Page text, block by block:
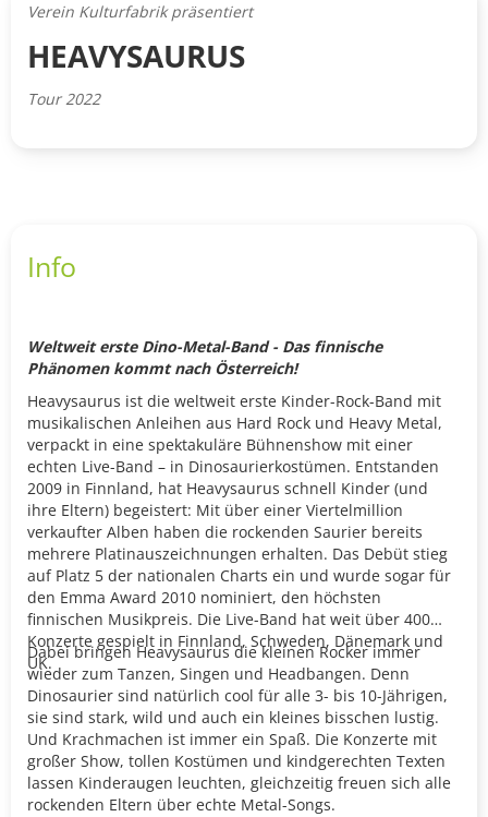
Verein Kulturfabrik präsentiert
HEAVYSAURUS
Tour 2022
Info
Weltweit erste Dino-Metal-Band - Das finnische
Phänomen kommt nach Österreich!
Heavysaurus ist die weltweit erste Kinder-Rock-Band mit
musikalischen Anleihen aus Hard Rock und Heavy Metal,
verpackt in eine spektakuläre Bühnenshow mit einer
echten Live-Band – in Dinosaurierkostümen. Entstanden
2009 in Finnland, hat Heavysaurus schnell Kinder (und
ihre Eltern) begeistert: Mit über einer Viertelmillion
verkaufter Alben haben die rockenden Saurier bereits
mehrere Platinauszeichnungen erhalten. Das Debüt stieg
auf Platz 5 der nationalen Charts ein und wurde sogar für
den Emma Award 2010 nominiert, den höchsten
finnischen Musikpreis. Die Live-Band hat weit über 400
Konzerte gespielt in Finnland, Schweden, Dänemark und
UK.
Dabei bringen Heavysaurus die kleinen Rocker immer
wieder zum Tanzen, Singen und Headbangen. Denn
Dinosaurier sind natürlich cool für alle 3- bis 10-Jährigen,
sie sind stark, wild und auch ein kleines bisschen lustig.
Und Krachmachen ist immer ein Spaß. Die Konzerte mit
großer Show, tollen Kostümen und kindgerechten Texten
lassen Kinderaugen leuchten, gleichzeitig freuen sich alle
rockenden Eltern über echte Metal-Songs.